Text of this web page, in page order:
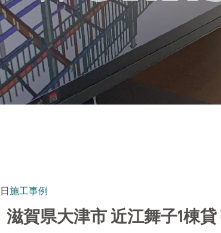
施工事例
滋賀県大津市 近江舞子1棟